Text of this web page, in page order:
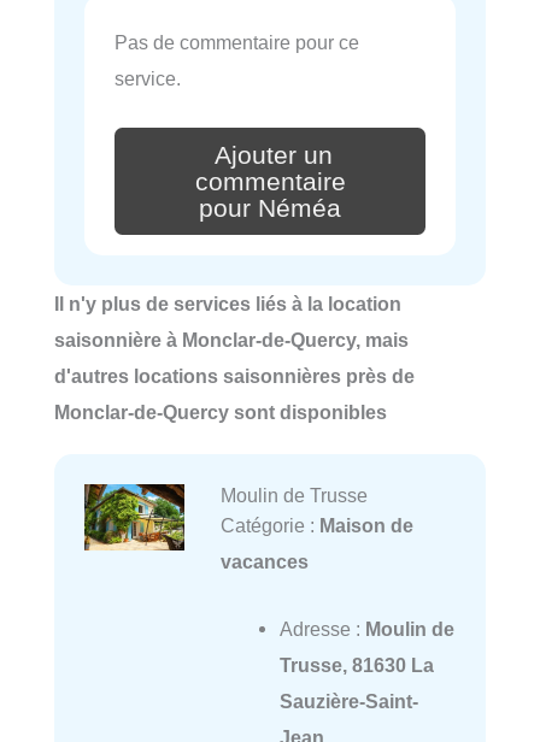
Pas de commentaire pour ce
service.
Ajouter un
commentaire
pour Néméa
Il n'y plus de services liés à la location
saisonnière à Monclar-de-Quercy, mais
d'autres locations saisonnières près de
Monclar-de-Quercy sont disponibles
Moulin de Trusse
Catégorie : Maison de
vacances
Adresse : Moulin de
Trusse, 81630 La
Sauzière-Saint-
Jean